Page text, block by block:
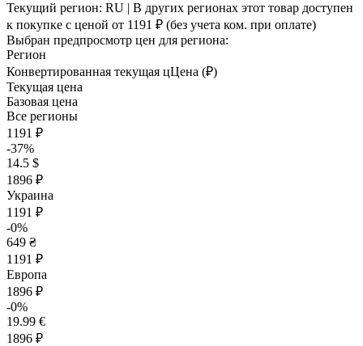
Текущий регион: RU | В других регионах этот товар доступен
к покупке с ценой от 1191 ₽ (без учета ком. при оплате)
Выбран предпросмотр цен для региона:
Регион
Конвертированная текущая цЦена (₽)
Текущая цена
Базовая цена
Все регионы
1191 ₽
-37%
14.5 $
1896 ₽
Украина
1191 ₽
-0%
649 ₴
1191 ₽
Европа
1896 ₽
-0%
19.99 €
1896 ₽